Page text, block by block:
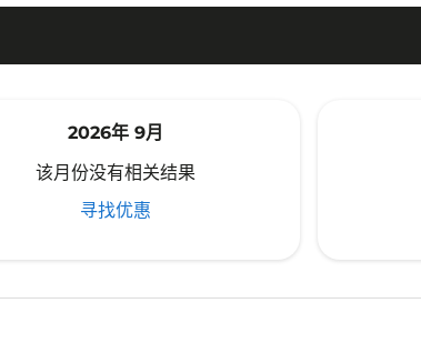
2026年 9月
该月份没有相关结果
寻找优惠